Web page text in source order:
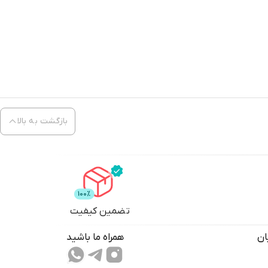
بازگشت به بالا
تضمین کیفیت
همراه ما باشید